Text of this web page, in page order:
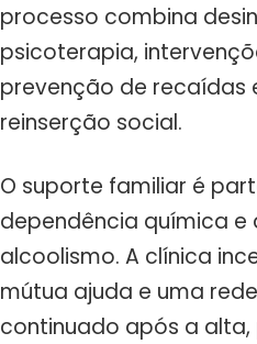
processo combina
psicoterapia,
prevenção de
reinserção social.
O suporte familiar é
dependência química
alcoolismo. A clínica
mútua ajuda e uma
continuado após a